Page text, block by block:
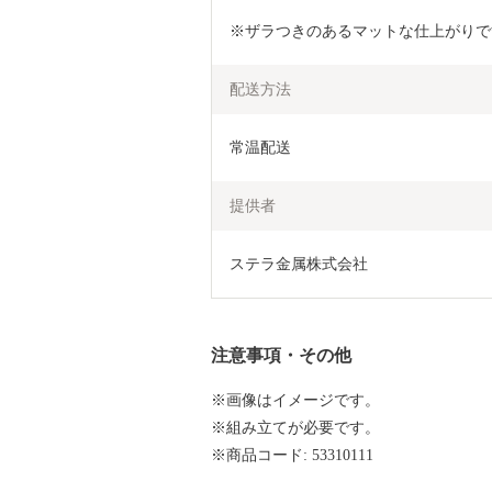
※ザラつきのあるマットな仕上がり
配送方法
常温配送
提供者
ステラ金属株式会社
注意事項・その他
※画像はイメージです。
※組み立てが必要です。
※商品コード: 53310111